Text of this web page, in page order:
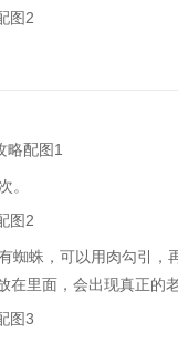
。
蛛，可以用肉勾引，
里面，会出现真正的老